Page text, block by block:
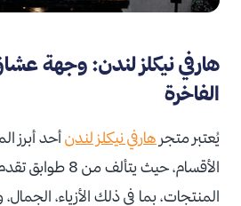
هارفي نيكلز لندن: وجهة
الفاخرة
يُعتبر متجر هارفي نيكلز لندنأحد أبرز
الأقسام، حيث
المنتجات، بما في ذلك الأزياء، الجمال،